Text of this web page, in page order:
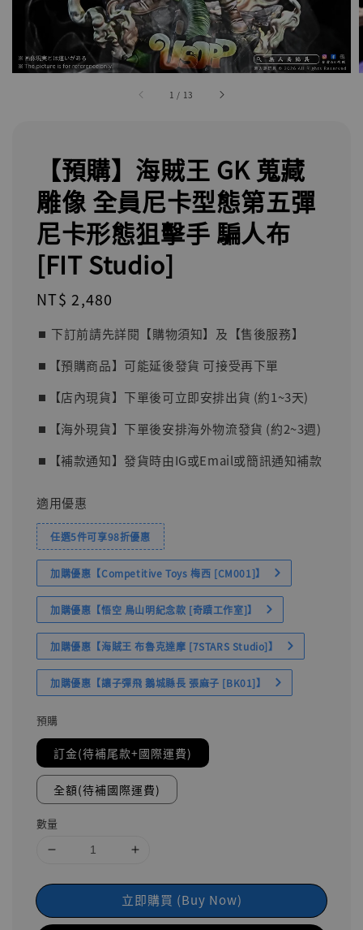
1 / 13
【預購】海賊王 GK 蒐藏
雕像 全員尼卡型態第五彈
尼卡形態狙擊手 騙人布
[FIT Studio]
Regular
NT$ 2,480
⏹︎ 下訂前請先詳閱【購物須知】及【售後服務】
⏹︎【預購商品】可能延後發貨 可接受再下單
⏹︎【店內現貨】下單後可立即安排出貨 (約1~3天)
⏹︎【海外現貨】下單後安排海外物流發貨 (約2~3週)
⏹︎【補款通知】發貨時由IG或Email或簡訊通知補款
適用優惠
任選5件可享98折優惠
加購優惠【Competitive Toys 梅西 [CM001]】
加購優惠【悟空 鳥山明紀念款 [奇蹟工作室]】
加購優惠【海賊王 布魯克達摩 [7STARS Studio]】
加購優惠【讓子彈飛 鵝城縣長 張麻子 [BK01]】
預購
訂金(待補尾款+國際運費)
全額(待補國際運費)
數量
立即購買 (Buy Now)